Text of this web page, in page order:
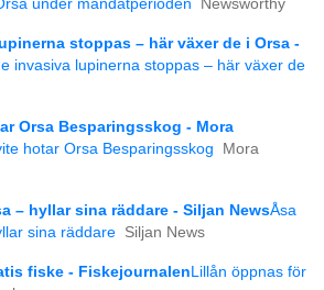
under mandatperioden
Newsworthy
stoppas – här växer de i Orsa -
invasiva lupinerna stoppas – här växer de
Orsa Besparingsskog - Mora
hotar Orsa Besparingsskog
Mora
– hyllar sina räddare - Siljan NewsÅsa
sina räddare Siljan News
fiske - Fiskejournalen Lillån öppnas för